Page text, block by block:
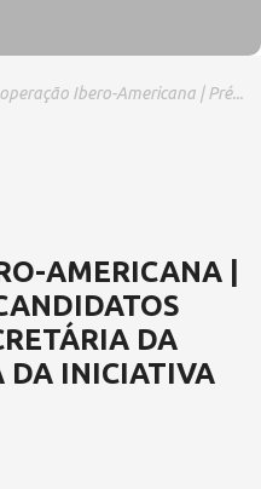
Ibero-Americana | Pré...
AMERICANA |
DA
DA INICIATIVA